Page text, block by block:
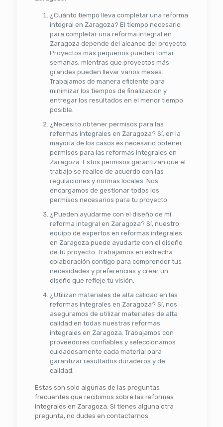
¿Cuánto tiempo lleva completar una reforma
integral en Zaragoza? El tiempo necesario
para completar una reforma integral en
Zaragoza depende del alcance del proyecto.
Proyectos más pequeños pueden tomar
semanas, mientras que proyectos más
grandes pueden llevar varios meses.
Trabajamos de manera eficiente para
minimizar los tiempos de finalización y
entregar los resultados en el menor tiempo
posible.
¿Necesito obtener permisos para las
reformas integrales en Zaragoza? Sí, en la
mayoría de los casos es necesario obtener
permisos para las reformas integrales en
Zaragoza. Estos permisos garantizan que el
trabajo se realice de acuerdo con las
regulaciones y normas locales. Nos
encargamos de gestionar todos los
permisos necesarios para tu proyecto.
¿Pueden ayudarme con el diseño de mi
reforma integral en Zaragoza? Sí, nuestro
equipo de expertos en reformas integrales
en Zaragoza puede ayudarte con el diseño
de tu proyecto. Trabajamos en estrecha
colaboración contigo para comprender tus
necesidades y preferencias y crear un
diseño que refleje tu visión.
¿Utilizan materiales de alta calidad en las
reformas integrales en Zaragoza? Sí, nos
aseguramos de utilizar materiales de alta
calidad en todas nuestras reformas
integrales en Zaragoza. Trabajamos con
proveedores confiables y seleccionamos
cuidadosamente cada material para
garantizar resultados duraderos y de
calidad.
Estas son solo algunas de las preguntas
frecuentes que recibimos sobre las reformas
integrales en Zaragoza. Si tienes alguna otra
pregunta, no dudes en contactarnos.